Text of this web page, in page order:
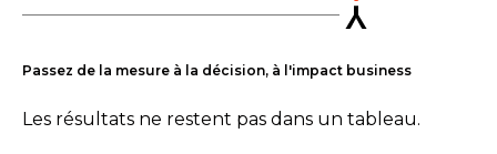
Passez de la mesure à la décision, à l'impact business
Les résultats ne restent pas dans un tableau.